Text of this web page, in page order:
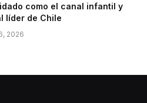
como el canal infantil y
líder de Chile
2026